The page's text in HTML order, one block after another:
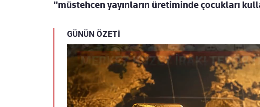
"müstehcen yayınların üretiminde çocukları
GÜNÜN ÖZETİ